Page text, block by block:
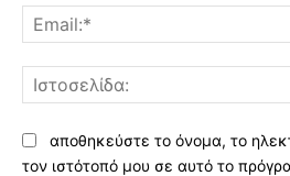
αποθηκεύστε το όνομα, το
τον ιστότοπό μου σε αυτό το